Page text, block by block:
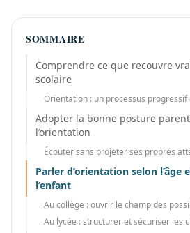
SOMMAIRE
Comprendre ce que recouvre
scolaire
Orientation : un processus
Adopter la bonne posture
l’orientation
Écouter sans projeter ses propres
Parler d’orientation selon l’âge
l’enfant
Au collège : ouvrir le champ des
Au lycée : structurer et sécuriser les